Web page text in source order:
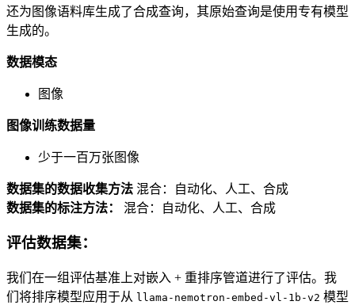
还为图像语料库生成了合成查询，其原始查询是使用专有模型
生成的。
数据模态
图像
图像训练数据量
少于一百万张图像
数据集的数据收集方法 混合：自动化、人工、合成
数据集的标注方法：
混合：自动化、人工、合成
评估数据集：
我们在一组评估基准上对嵌入 + 重排序管道进行了评估。我
们将排序模型应用于从 llama-nemotron-embed-vl-1b-v2 模型